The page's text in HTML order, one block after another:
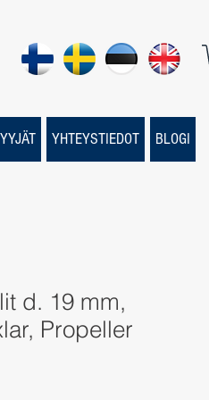
YHTEYSTIEDOT BLOGI
d. 19 mm,
Propeller